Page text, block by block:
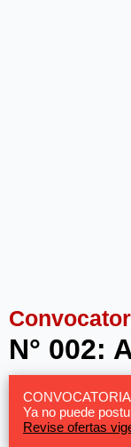
N° 002:
Ya no puede
Revise ofertas